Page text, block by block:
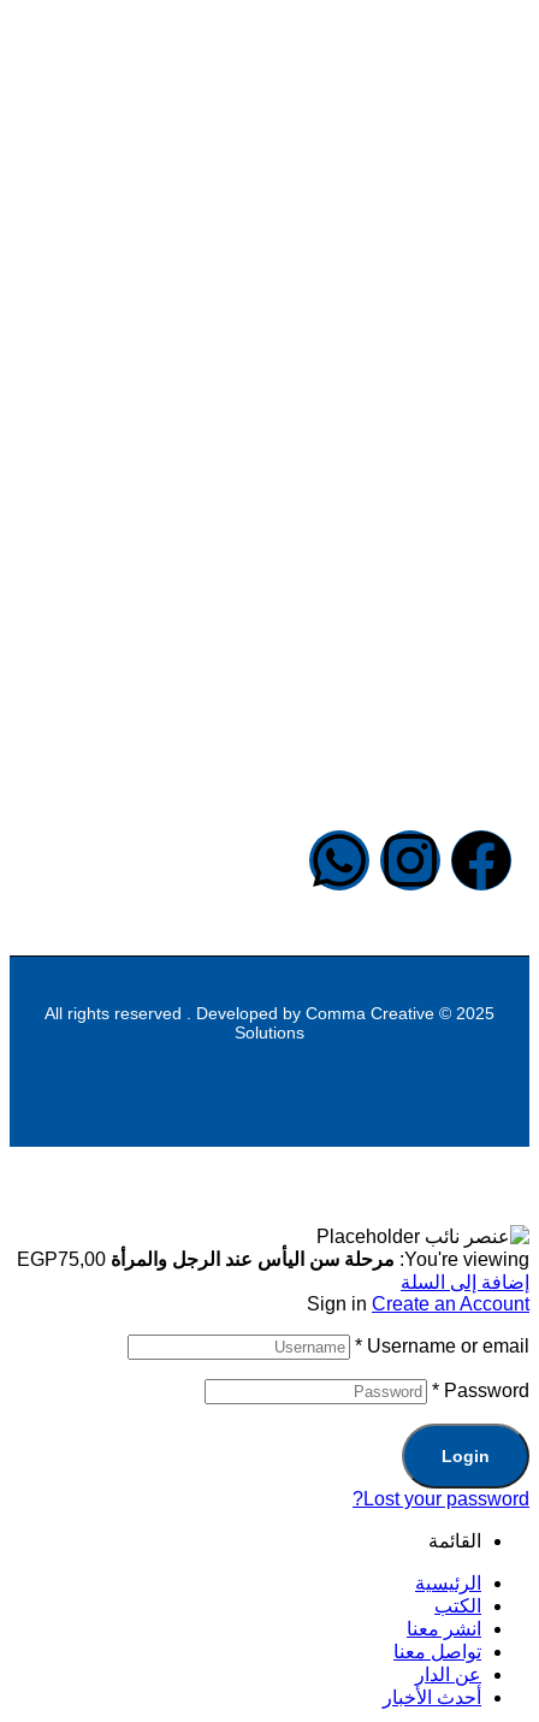
2025 © All rights reserved . Developed by
Comma Creative
Solutions
You're viewing: مرحلة سن اليأس عند الرجل والمرأة EGP75,00
إضافة إلى السلة
Sign in Create an Account
Username or email
*
Password
*
Login
Lost your password?
القائمة
الرئيسية
الكتب
انشر معنا
تواصل معنا
عن الدار
أحدث الأخبار